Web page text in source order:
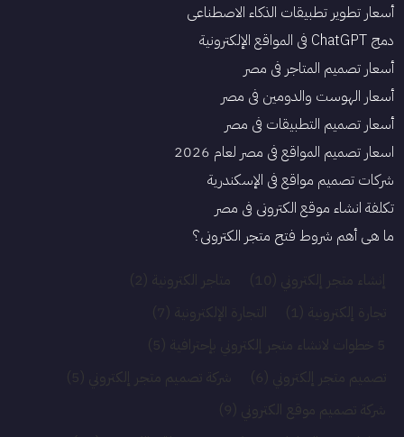
أسعار تطوير تطبيقات الذكاء الاصطناعي
دمج ChatGPT في المواقع الإلكترونية
أسعار تصميم المتاجر في مصر
أسعار الهوست والدومين في مصر
أسعار تصميم التطبيقات في مصر
اسعار تصميم المواقع في مصر لعام 2026
شركات تصميم مواقع في الإسكندرية
تكلفة انشاء موقع الكتروني فى مصر
ما هي أهم شروط فتح متجر الكتروني؟
إنشاء متجر إلكتروني (10) متاجر الكترونية (2)
تجارة إلكترونية (1) التجارة الإلكترونية (7)
(5)
تصميم متجر إلكتروني (6) شركة تصميم متجر إلكتروني (5)
شركة تصميم موقع الكتروني (9)